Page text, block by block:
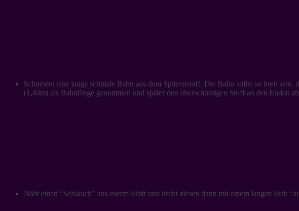
Schneidet eine lange schmale Bahn aus dem Spitzenstoff. Die Bahn sollte so breit
(1,40m) als Bahnlänge genommen und später den überschüssigen Stoff an den Enden
Näht einen “Schlauch” aus eurem Stoff und dreht diesen dann mit einem langen Stab